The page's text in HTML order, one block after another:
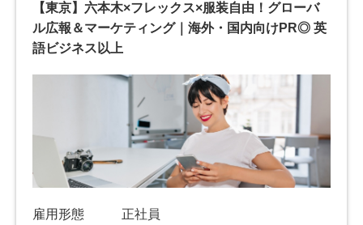
【東京】六本木×フレックス×服装自由！グローバ
ル広報＆マーケティング｜海外・国内向けPR◎ 英
語ビジネス以上
雇用形態
正社員